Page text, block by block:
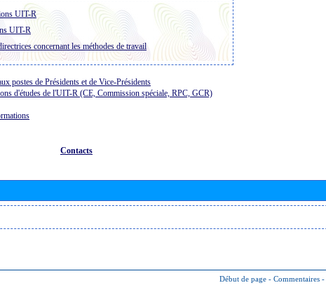
UIT-R
UIT-R
concernant les méthodes de travail
postes de Présidents et de Vice-Présidents
d'études de l'UIT-R (CE, Commission spéciale, RPC, GCR)
Contacts
Début de page - Commentaires -